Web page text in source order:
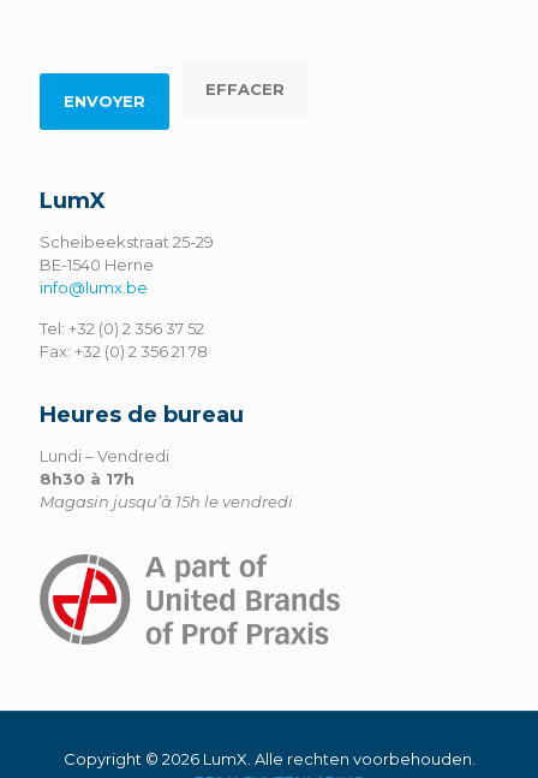
LumX
Scheibeekstraat 25-29
BE-1540 Herne
info@lumx.be
Tel: +32 (0) 2 356 37 52
Fax: +32 (0) 2 356 21 78
Heures de bureau
Lundi – Vendredi
8h30 à 17h
Magasin jusqu’à 15h le vendredi
Copyright © 2026 LumX. Alle rechten voorbehouden.